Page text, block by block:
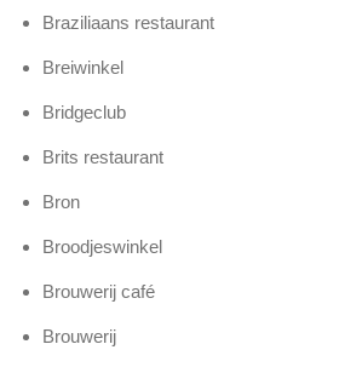
Braziliaans restaurant
Breiwinkel
Bridgeclub
Brits restaurant
Bron
Broodjeswinkel
Brouwerij café
Brouwerij